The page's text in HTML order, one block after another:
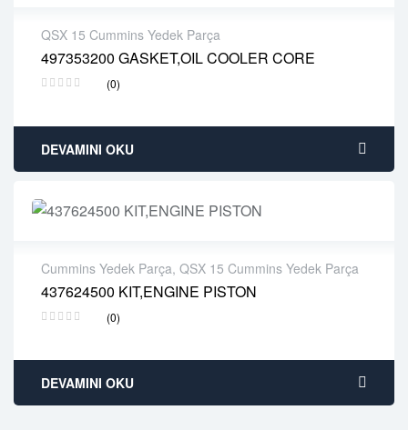
QSX 15 Cummins Yedek Parça
497353200 GASKET,OIL COOLER CORE
(0)
2 years warranty
Delivery time: 1-2 business days
DEVAMINI OKU
Cummins Yedek Parça, QSX 15 Cummins Yedek Parça
437624500 KIT,ENGINE PISTON
(0)
2 years warranty
Delivery time: 1-2 business days
DEVAMINI OKU